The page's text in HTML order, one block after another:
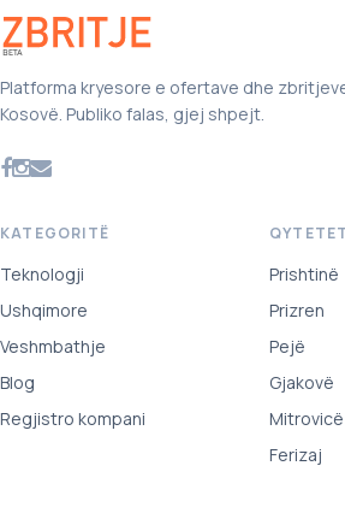
Platforma kryesore e ofertave dhe
Kosovë. Publiko falas, gjej shpejt.
KATEGORITË
Teknologji
Ushqimore
Veshmbathje
Blog
Regjistro kompani
QYTETET
Prishtinë
Prizren
Pejë
Gjakovë
Mitrovicë
Ferizaj